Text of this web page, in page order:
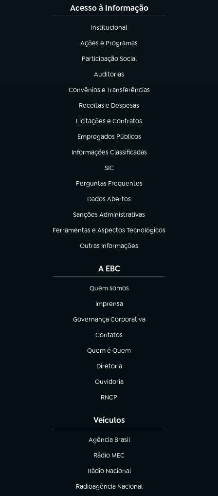
Acesso à Informação
Institucional
(abre em nova aba)
Ações e Programas
(abre em nova aba)
Participação Social
(abre em nova aba)
Auditorias
(abre em nova aba)
Convênios e Transferências
(abre em nova aba)
Receitas e Despesas
(abre em nova aba)
Licitações e Contratos
(abre em nova aba)
Empregados Públicos
(abre em nova aba)
Informações Classificadas
(abre em nova aba)
SIC
(abre em nova aba)
Perguntas Frequentes
(abre em nova aba)
Dados Abertos
(abre em nova aba)
Sanções Administrativas
(abre em nova aba)
Ferramentas e Aspectos Tecnológicos
(abre em nova aba)
Outras Informações
(abre em nova aba)
A EBC
Quem somos
(abre em nova aba)
Imprensa
(abre em nova aba)
Governança Corporativa
(abre em nova aba)
Contatos
(abre em nova aba)
Quem é Quem
(abre em nova aba)
Diretoria
(abre em nova aba)
Ouvidoria
(abre em nova aba)
RNCP
(abre em nova aba)
Veículos
Agência Brasil
(abre em nova aba)
Rádio MEC
(abre em nova aba)
Rádio Nacional
Radioagência Nacional
(abre em nova aba)